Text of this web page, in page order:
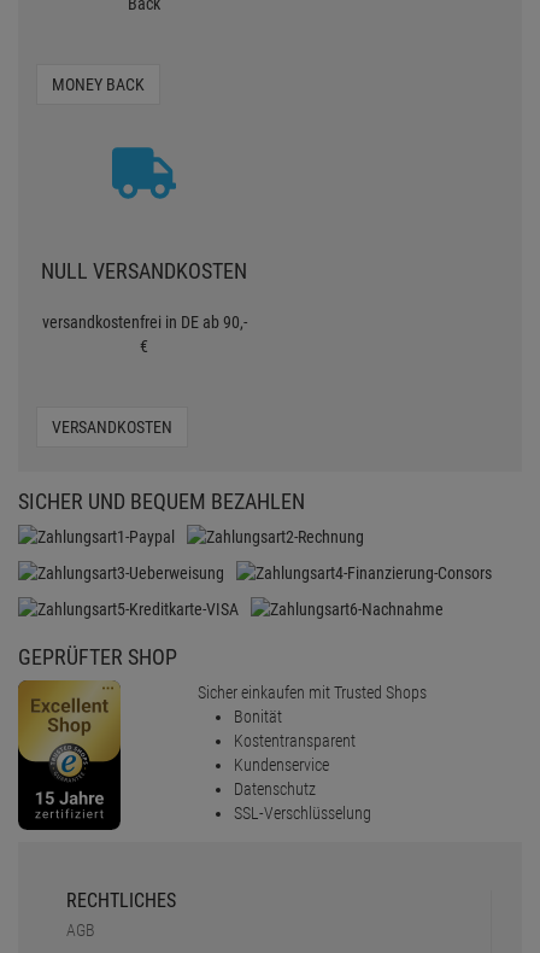
MONEY BACK
NULL VERSANDKOSTEN
versandkostenfrei in DE ab 90,-
€
VERSANDKOSTEN
SICHER UND BEQUEM BEZAHLEN
GEPRÜFTER SHOP
Sicher einkaufen mit Trusted Shops
Bonität
Kostentransparent
Kundenservice
Datenschutz
SSL-Verschlüsselung
RECHTLICHES
AGB